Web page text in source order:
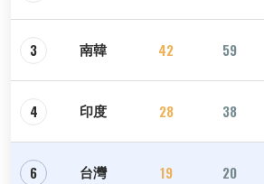
3 南韓 42 59
4 印度 28 38
6 台灣 19 20